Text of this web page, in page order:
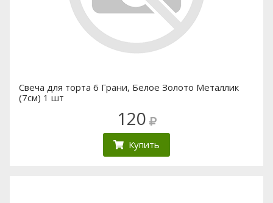
Свеча для торта 6 Грани, Белое Золото Металлик
(7см) 1 шт
120
Купить